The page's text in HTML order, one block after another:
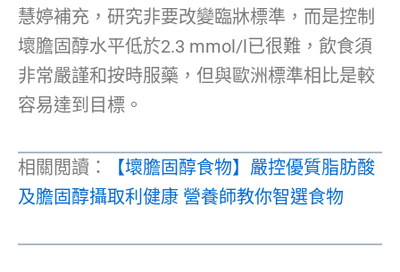
慧婷補充，研究非要改變臨牀標準，而是控制
壞膽固醇水平低於2.3 mmol/l已很難，飲食須
非常嚴謹和按時服藥，但與歐洲標準相比是較
容易達到目標。
相關閲讀：
【壞膽固醇食物】嚴控優質脂肪酸
及膽固醇攝取利健康 營養師教你智選食物